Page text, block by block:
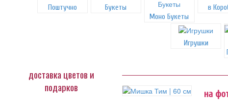
Поштучно
Букеты
Моно Букеты
в
Игрушки
доставка цветов и
подарков
на